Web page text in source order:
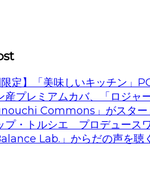
限定】「美味しいキッチン
産プレミアムカバ、「ロジャ
Commons」がスター
プ・トルシエ プロデュース
Lab.」からだの声を聴